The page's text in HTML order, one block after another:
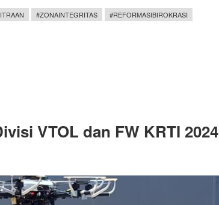
#ZONAINTEGRITAS #REFORMASIBIROKRASI
VTOL dan FW KRTI 2024